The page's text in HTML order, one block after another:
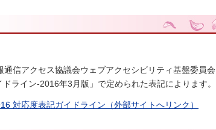
信アクセス協議会ウェブアクセシビリティ基盤委員
ライン-2016年3月版」で定められた表記によります。
対応度表記ガイドライン（外部サイトへリンク）